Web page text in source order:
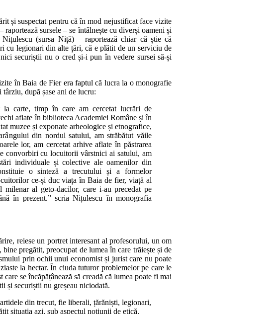
și suspectat pentru că în mod nejustificat face vizite
sursele – se întâlnește cu diverși oameni și
(sursa Niță) – raportează chiar că știe că
cu legionari din alte țări, că e plătit de un serviciu de
securiștii nu o cred și-i pun în vedere sursei să-și
în Baia de Fier era faptul că lucra la o monografie
după șase ani de lucru:
la carte, timp în care am cercetat lucrări de
aflate în biblioteca Academiei Române și în
muzee și exponate arheologice și etnografice,
din nordul satului, am străbătut văile
lor, am cercetat arhive aflate în păstrarea
convorbiri cu locuitorii vârstnici ai satului, am
individuale și colective ale oamenilor din
o sinteză a trecutului și a formelor
ce-și duc viața în Baia de fier, viață al
al geto-dacilor, care i-au precedat pe
în prezent.” scria Nițulescu în monografia
reiese un portret interesant al profesorului, un om
pregătit, preocupat de lumea în care trăiește și de
prin ochii unui economist și jurist care nu poate
la hectar. În ciuda tuturor problemelor pe care le
se încăpățânează să creadă că lumea poate fi mai
și securiștii nu greșeau niciodată.
din trecut, fie liberali, țărăniști, legionari,
situația azi, sub aspectul noțiunii de etică,